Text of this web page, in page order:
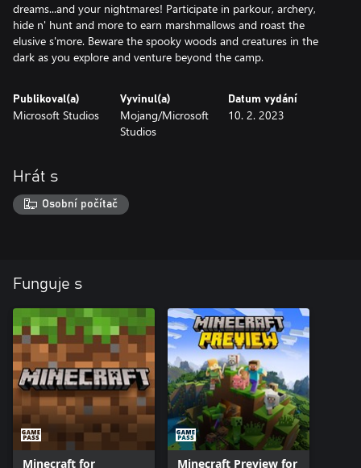
dreams...and your nightmares! Participate in parkour, archery,
hide n' hunt and more to earn marshmallows and roast the
elusive s'more. Beware the spooky woods and creatures in the
dark as you explore and venture beyond the camp.
Publikoval(a)
Microsoft Studios
Vyvinul(a)
Mojang/Microsoft
Studios
Datum vydání
10. 2. 2023
Hrát s
Osobní počítač
Funguje s
Minecraft for Minecraft Preview for